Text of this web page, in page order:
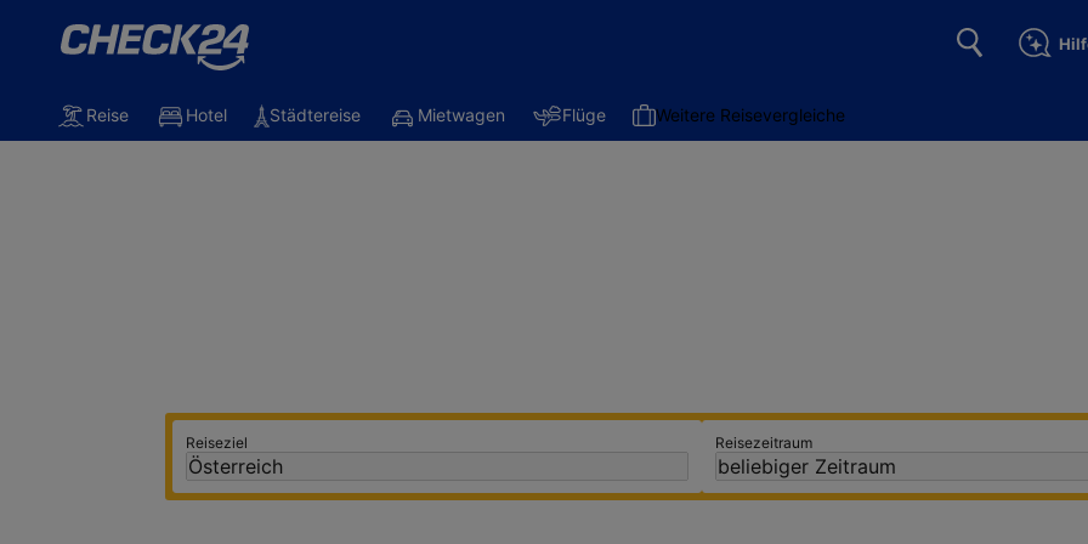
Reise Hotel Städtereise Mietwagen Flüge Weitere Reisevergleiche
Reiseziel Reisezeitraum